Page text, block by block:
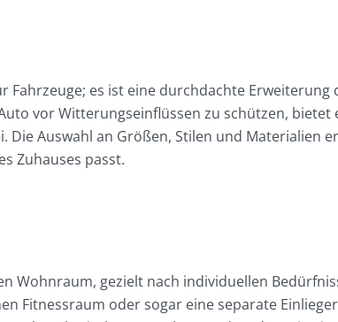
es ist eine durchdachte
vor Witterungseinflüssen zu schützen,
Auswahl an Größen, Stilen und Materialien
Zuhauses passt.
Wohnraum, gezielt nach individuellen
Fitnessraum oder sogar eine separate